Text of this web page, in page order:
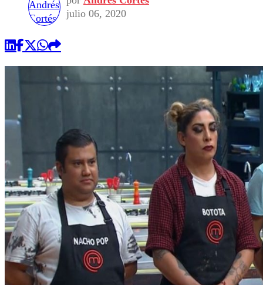
Torneo Nacional
Nacional
Programas
Comercial
julio 06, 2020